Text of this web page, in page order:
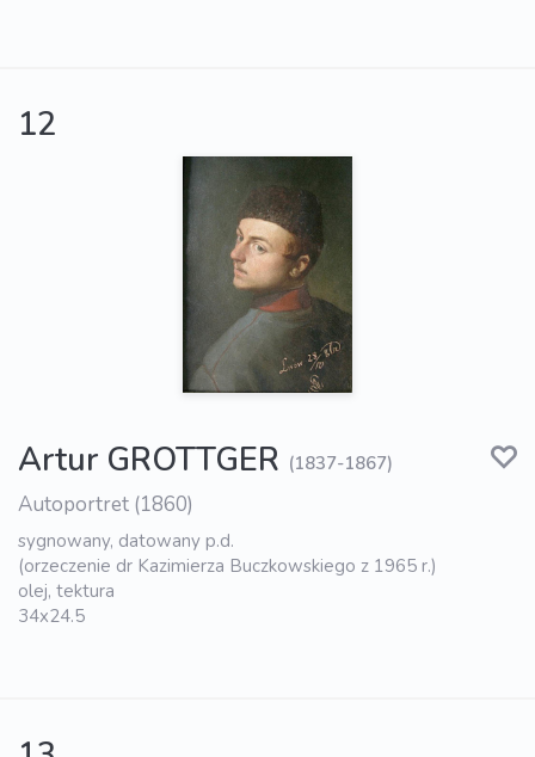
12
Artur GROTTGER (1837-1867)
Autoportret (1860)
sygnowany, datowany p.d.
(orzeczenie dr Kazimierza Buczkowskiego z 1965 r.)
olej, tektura
34x24.5